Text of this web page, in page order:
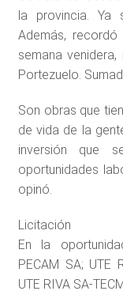
la provincia. Ya
Además,
semana
Portezuelo.
Son obras que
de vida de la
inversión que
oportunidades
opinó.
Licitación
En la
PECAM SA; UTE
UTE RIVA SA-